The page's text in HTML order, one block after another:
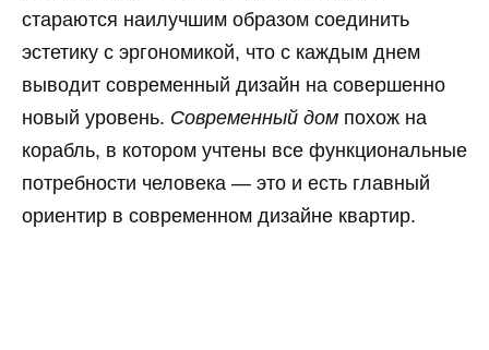
стараются наилучшим образом соединить
эстетику с эргономикой, что с каждым днем
выводит современный дизайн на совершенно
новый уровень. Современный дом похож на
корабль, в котором учтены все функциональные
потребности человека — это и есть главный
ориентир в современном дизайне квартир.